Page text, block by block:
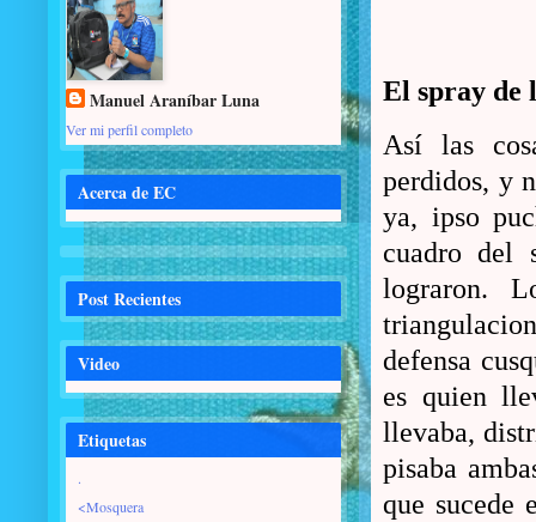
El spray
Así las
perdidos, y
ya, ipso
cuadro del
lograron.
defensa
es quien
llevaba,
pisaba
que sucede
Manuel Araníbar Luna
Ver mi perfil completo
Acerca de EC
Post Recientes
Video
Etiquetas
.
<Mosquera